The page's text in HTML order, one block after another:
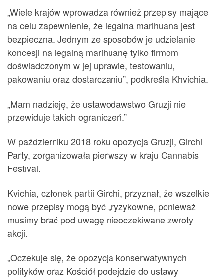
„Wiele krajów wprowadza również przepisy mające
na celu zapewnienie, że legalna marihuana jest
bezpieczna. Jednym ze sposobów je udzielanie
koncesji na legalną marihuanę tylko firmom
doświadczonym w jej uprawie, testowaniu,
pakowaniu oraz dostarczaniu”, podkreśla Khvichia.
„Mam nadzieję, że ustawodawstwo Gruzji nie
przewiduje takich ograniczeń.”
W październiku 2018 roku opozycja Gruzji, Girchi
Party, zorganizowała pierwszy w kraju Cannabis
Festival.
Kvichia, członek partii Girchi, przyznał, że wszelkie
nowe przepisy mogą być „ryzykowne, ponieważ
musimy brać pod uwagę nieoczekiwane zwroty
akcji.
„Oczekuje się, że opozycja konserwatywnych
polityków oraz Kościół podejdzie do ustawy